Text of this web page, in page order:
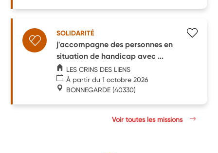
SOLIDARITÉ
j'accompagne des personnes en
situation de handicap avec ...
LES CRINS DES LIENS
À partir du 1 octobre 2026
BONNEGARDE (40330)
Voir toutes les missions